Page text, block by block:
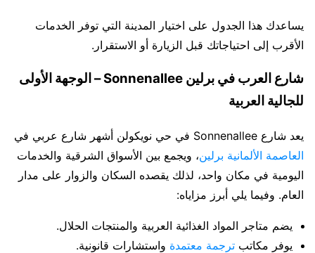
يساعدك هذا الجدول على اختيار المدينة التي توفر الخدمات
الأقرب إلى احتياجاتك قبل الزيارة أو الاستقرار.
شارع العرب في برلين Sonnenallee – الوجهة الأولى
للجالية العربية
يعد شارع Sonnenallee في حي نويكولن أشهر شارع عربي في
العاصمة الألمانية برلين، ويجمع بين الأسواق الشرقية والخدمات
اليومية في مكان واحد، لذلك يقصده السكان والزوار على مدار
العام. وفيما يلي أبرز مزاياه:
يضم متاجر المواد الغذائية العربية والمنتجات الحلال.
يوفر مكاتب ترجمة معتمدة واستشارات قانونية.